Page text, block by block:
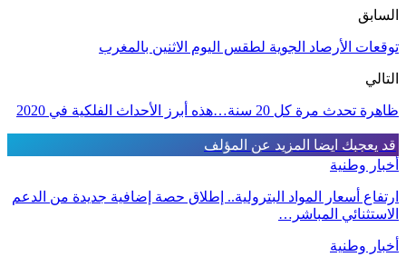
السابق
توقعات الأرصاد الجوية لطقس اليوم الاثنين بالمغرب
التالي
ظاهرة تحدث مرة كل 20 سنة…هذه أبرز الأحداث الفلكية في 2020
قد يعجبك ايضا المزيد عن المؤلف
أخبار وطنية
ارتفاع أسعار المواد البترولية.. إطلاق حصة إضافية جديدة من الدعم
الاستثنائي المباشر…
أخبار وطنية